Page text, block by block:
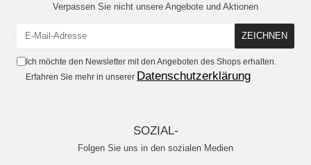
Verpassen Sie nicht unsere Angebote und Aktionen
Ich möchte den Newsletter mit den Angeboten des Shops erhalten.
Erfahren Sie mehr in unserer Datenschutzerklärung
SOZIAL-
Folgen Sie uns in den sozialen Medien